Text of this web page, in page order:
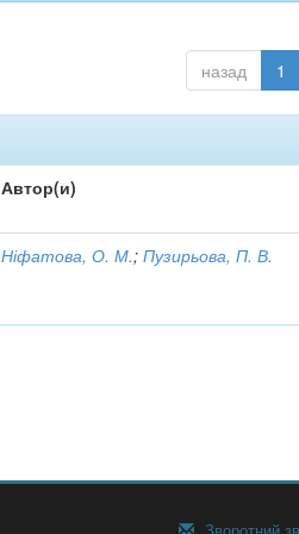
назад 1
Автор(и)
Ніфатова, О. М.;Пузирьова, П. В.